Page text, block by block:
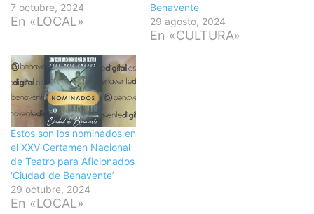
7 octubre, 2024
En «LOCAL»
Benavente
29 agosto, 2024
En «CULTURA»
Estos son los nominados en
el XXV Certamen Nacional
de Teatro para Aficionados
‘Ciudad de Benavente’
29 octubre, 2024
En «LOCAL»